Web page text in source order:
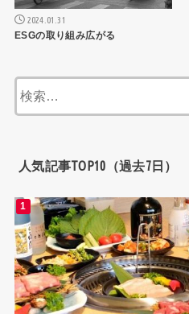
2024.01.31
ESGの取り組み広がる
人気記事TOP10（過去7日）